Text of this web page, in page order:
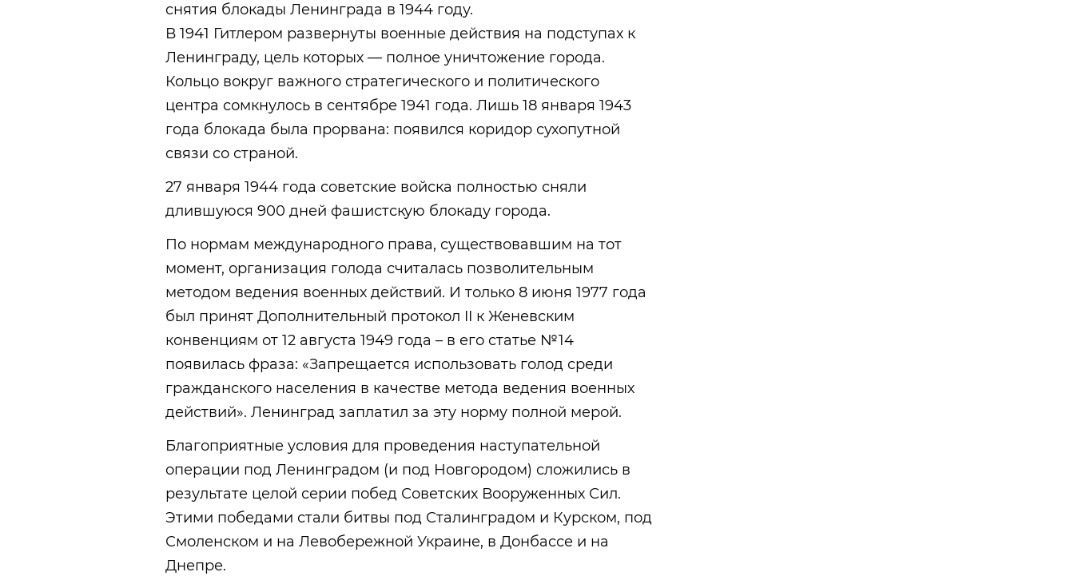
снятия блокады Ленинграда в 1944 году.
В 1941 Гитлером развернуты военные действия на подступах к
Ленинграду, цель которых — полное уничтожение города.
Кольцо вокруг важного стратегического и политического
центра сомкнулось в сентябре 1941 года. Лишь 18 января 1943
года блокада была прорвана: появился коридор сухопутной
связи со страной.
27 января 1944 года советские войска полностью сняли
длившуюся 900 дней фашистскую блокаду города.
По нормам международного права, существовавшим на тот
момент, организация голода считалась позволительным
методом ведения военных действий. И только 8 июня 1977 года
был принят Дополнительный протокол II к Женевским
конвенциям от 12 августа 1949 года – в его статье №14
появилась фраза: «Запрещается использовать голод среди
гражданского населения в качестве метода ведения военных
действий». Ленинград заплатил за эту норму полной мерой.
Благоприятные условия для проведения наступательной
операции под Ленинградом (и под Новгородом) сложились в
результате целой серии побед Советских Вооруженных Сил.
Этими победами стали битвы под Сталинградом и Курском, под
Смоленском и на Левобережной Украине, в Донбассе и на
Днепре.